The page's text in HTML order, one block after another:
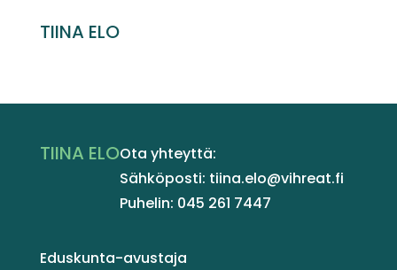
TIINA ELO
TIINA ELOOta yhteyttä:
Sähköposti: tiina.elo@vihreat.fi
Puhelin: 045 261 7447
Eduskunta-avustaja